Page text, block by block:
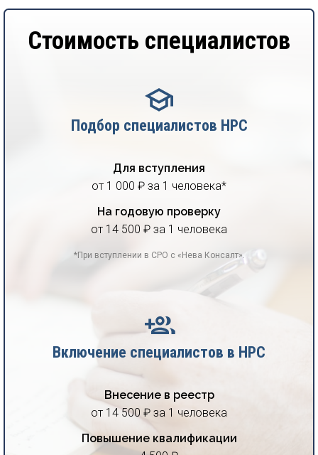
Стоимость специалистов
Подбор специалистов НРС
Для вступления
от 1 000 ₽ за 1 человека*
На годовую проверку
от 14 500 ₽ за 1 человека
*При вступлении в СРО с «Нева Консалт».
Включение специалистов в НРС
Внесение в реестр
от 14 500 ₽ за 1 человека
Повышение квалификации